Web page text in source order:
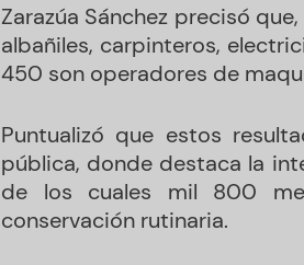
Zarazúa Sánchez precisó
albañiles, carpinteros,
450 son operadores de
Puntualizó que estos
pública, donde destaca la
de los cuales mil 800
conservación rutinaria.